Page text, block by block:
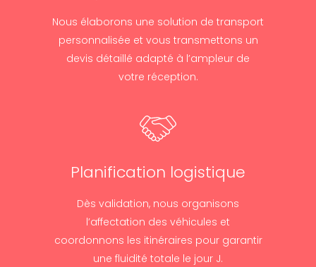
Nous élaborons une solution de transport
personnalisée et vous transmettons un
devis détaillé adapté à l’ampleur de
votre réception.
Planification logistique
Dès validation, nous organisons
l’affectation des véhicules et
coordonnons les itinéraires pour garantir
une fluidité totale le jour J.